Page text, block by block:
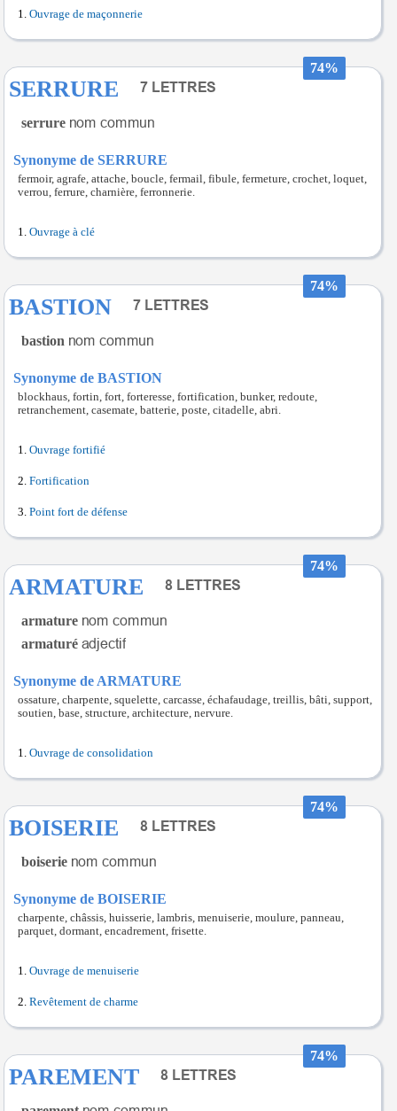
Ouvrage de maçonnerie
74%
SERRURE
serrure
Synonyme de SERRURE
fermoir, agrafe, attache, boucle, fermail, fibule, fermeture, crochet, loquet,
verrou, ferrure, charnière, ferronnerie.
Ouvrage à clé
74%
BASTION
bastion
Synonyme de BASTION
blockhaus, fortin, fort, forteresse, fortification, bunker, redoute,
retranchement, casemate, batterie, poste, citadelle, abri.
Ouvrage fortifié
Fortification
Point fort de défense
74%
ARMATURE
armature
armaturé
Synonyme de ARMATURE
ossature, charpente, squelette, carcasse, échafaudage, treillis, bâti, support,
soutien, base, structure, architecture, nervure.
Ouvrage de consolidation
74%
BOISERIE
boiserie
Synonyme de BOISERIE
charpente, châssis, huisserie, lambris, menuiserie, moulure, panneau,
parquet, dormant, encadrement, frisette.
Ouvrage de menuiserie
Revêtement de charme
74%
PAREMENT